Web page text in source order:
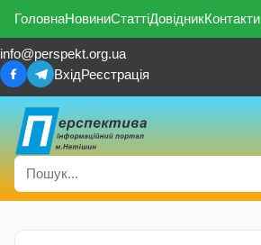
ГоловнаНовиниСтаттіДовідникКонтакти
info@perspekt.org.ua
ВхідРеєстрація